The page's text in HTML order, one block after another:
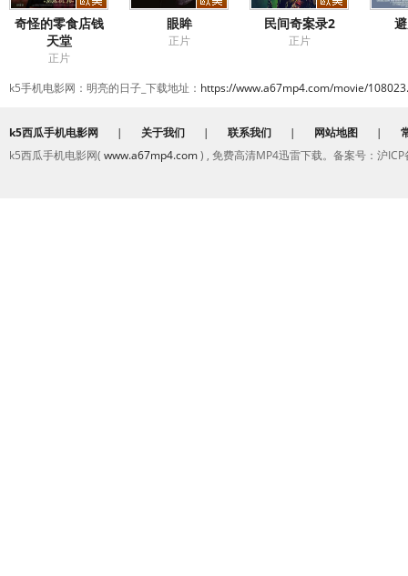
奇怪的零食店钱
天堂
正片
眼眸
正片
民间奇案录2
正片
k5手机电影网：明亮的日子_下载地址： https://www.a67mp4.com/movie/
k5西瓜手机电影网 | 关于我们 | 联系我们 | 网站地图 |
k5西瓜手机电影网( www.a67mp4.com) , 免费高清MP4迅雷下载。备案号：沪